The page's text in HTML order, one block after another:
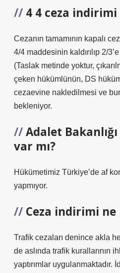
4 4 ceza indirimi
Cezanın tamamının kapalı
4/4 maddesinin kaldırılıp 2/
(Taslak metinde yoktur,
çeken hükümlünün, DS
cezaevine nakledilmesi ve
bekleniyor.
Adalet
var mı?
Hükümetimiz Türkiye’de af
yapmıyor.
Ceza indirimi
Trafik cezaları denince akla
de aslında trafik kurallarının
yaptırımlar uygulanmaktadır.